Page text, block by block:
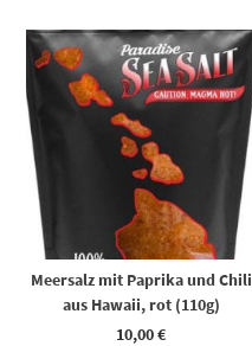
Meersalz mit Paprika und Chili
aus Hawaii, rot (110g)
10,00€